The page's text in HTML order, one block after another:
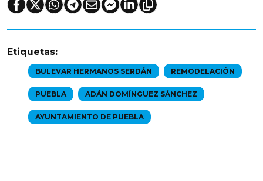
Etiquetas:
BULEVAR HERMANOS SERDÁN REMODELACIÓN
PUEBLA ADÁN DOMÍNGUEZ SÁNCHEZ
AYUNTAMIENTO DE PUEBLA